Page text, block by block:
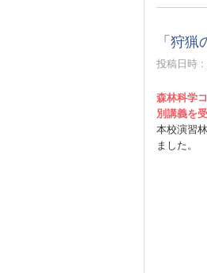
「狩
投稿日時 :
森林科学
別講義を
本校演習
ました。